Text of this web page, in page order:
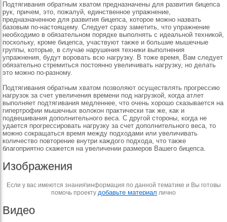
Подтягивания обратным хватом предназначены для развития бицепса
рук, причем, это, пожалуй, единственное упражнение,
предназначенное для развития бицепса, которое можно назвать
базовым по-настоящему. Следует сразу заметить, что упражнение
необходимо в обязательном порядке выполнять с идеальной техникой,
поскольку, кроме бицепса, участвуют также и большие мышечные
группы, которые, в случае нарушения техники выполнения
упражнения, будут воровать всю нагрузку. В тоже время, Вам следует
обязательно стремиться постоянно увеличивать нагрузку, но делать
это можно по-разному.
Подтягивания обратным хватом позволяют осуществлять прогрессию
нагрузок за счет увеличения времени под нагрузкой, когда атлет
выполняет подтягивания медленнее, что очень хорошо сказывается на
гипертрофии мышечных волокон практически так же, как и
подвешивания дополнительного веса. С другой стороны, когда не
удается прогрессировать нагрузку за счет дополнительного веса, то
можно сокращаться время между подходами или увеличивать
количество повторение внутри каждого подхода, что также
благоприятно скажется на увеличении размеров Вашего бицепса.
Изображения
Если у вас имеются знания\информация по данной тематике и Вы готовы
помочь проекту добавьте материал лично
Видео